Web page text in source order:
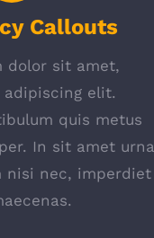
Callouts
dolor sit amet,
elit.
quis metus
In sit amet urna
nisi nec, imperdiet